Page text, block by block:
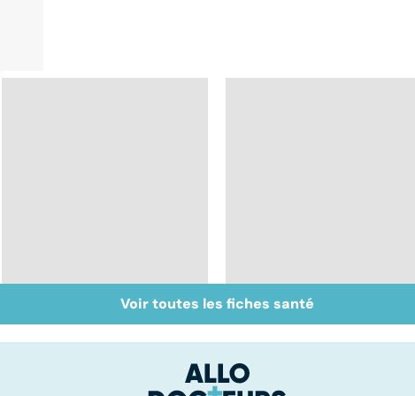
Don de gamètes : le
pour et le contre
Médecine de
proximité : quel
Voir toutes les fiches santé